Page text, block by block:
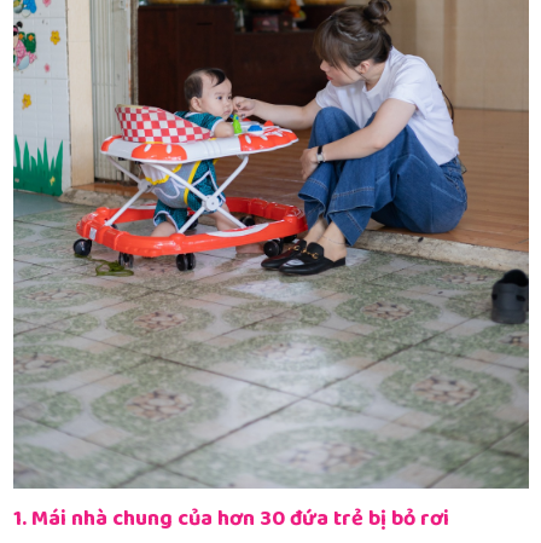
1. Mái nhà chung của hơn 30 đứa trẻ bị bỏ rơi